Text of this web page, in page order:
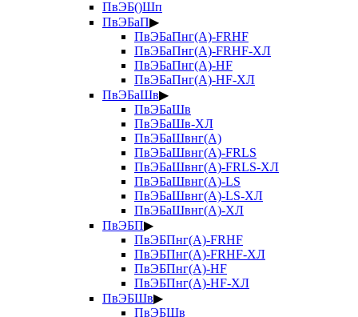
ПвЭБ()Шп
ПвЭБаП▶
ПвЭБаПнг(А)-FRHF
ПвЭБаПнг(А)-FRHF-ХЛ
ПвЭБаПнг(А)-HF
ПвЭБаПнг(А)-HF-ХЛ
ПвЭБаШв▶
ПвЭБаШв
ПвЭБаШв-ХЛ
ПвЭБаШвнг(А)
ПвЭБаШвнг(А)-FRLS
ПвЭБаШвнг(А)-FRLS-ХЛ
ПвЭБаШвнг(А)-LS
ПвЭБаШвнг(А)-LS-ХЛ
ПвЭБаШвнг(А)-ХЛ
ПвЭБП▶
ПвЭБПнг(А)-FRHF
ПвЭБПнг(А)-FRHF-ХЛ
ПвЭБПнг(А)-HF
ПвЭБПнг(А)-HF-ХЛ
ПвЭБШв▶
ПвЭБШв